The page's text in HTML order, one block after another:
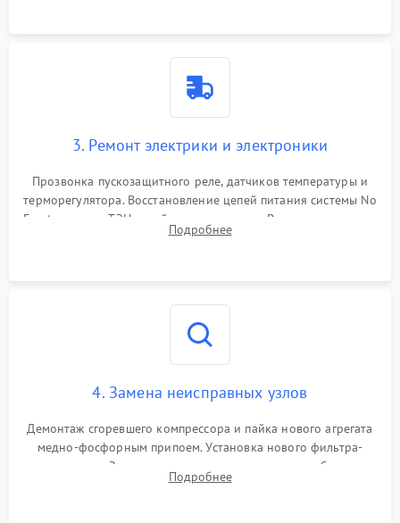
3. Ремонт электрики и электроники
Прозвонка пускозащитного реле, датчиков температуры и
терморегулятора. Восстановление цепей питания системы No
Frost, включая ТЭН оттайки и вентилятор. Ремонт или замена
платы управления при сбоях алгоритмов.
Подробнее
4. Замена неисправных узлов
Демонтаж сгоревшего компрессора и пайка нового агрегата
медно-фосфорным припоем. Установка нового фильтра-
осушителя. Замена изношенных вентиляторов обдува,
сломанных заслонок или поврежденных дверных петель.
Подробнее